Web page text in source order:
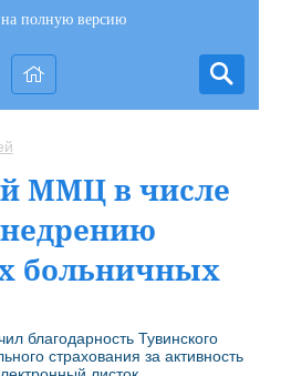
полную версию
ММЦ в числе
больничных
благодарность Тувинского
страхования за активность